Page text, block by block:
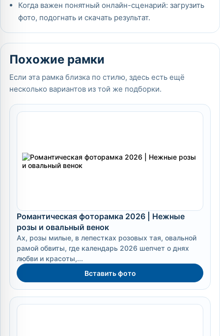
Когда важен понятный онлайн-сценарий: загрузить
фото, подогнать и скачать результат.
Похожие рамки
Если эта рамка близка по стилю, здесь есть ещё
несколько вариантов из той же подборки.
Романтическая фоторамка 2026 | Нежные
розы и овальный венок
Ах, розы милые, в лепестках розовых тая, овальной
рамой обвиты, где календарь 2026 шепчет о днях
любви и красоты,...
Вставить фото